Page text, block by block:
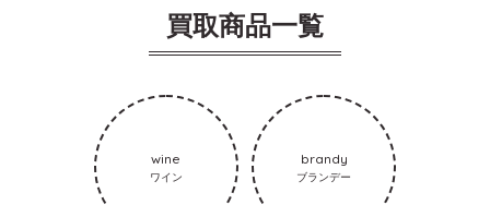
買取商品一覧
wine
ワイン
brandy
ブランデー